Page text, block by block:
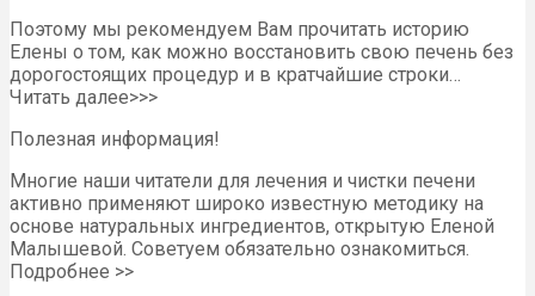
Поэтому мы рекомендуем Вам прочитать историю
Елены о том, как можно восстановить свою печень без
дорогостоящих процедур и в кратчайшие строки…
Читать далее>>>
Полезная информация!
Многие наши читатели для лечения и чистки печени
активно применяют широко известную методику на
основе натуральных ингредиентов, открытую Еленой
Малышевой. Советуем обязательно ознакомиться.
Подробнее >>